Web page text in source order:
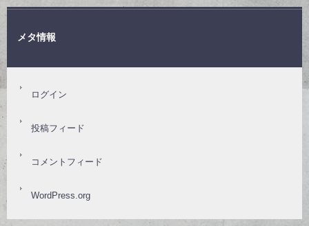
メタ情報
ログイン
投稿フィード
コメントフィード
WordPress.org